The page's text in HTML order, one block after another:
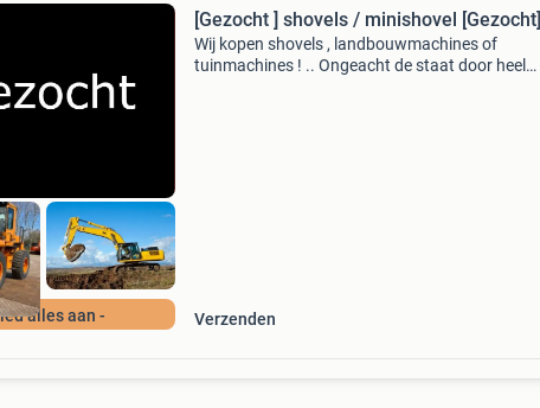
alles aan -
[Gezocht ] shovels / minishovel [Gezocht]
Wij kopen shovels , landbouwmachines of
tuinmachines ! .. Ongeacht de staat door heel
Verzenden